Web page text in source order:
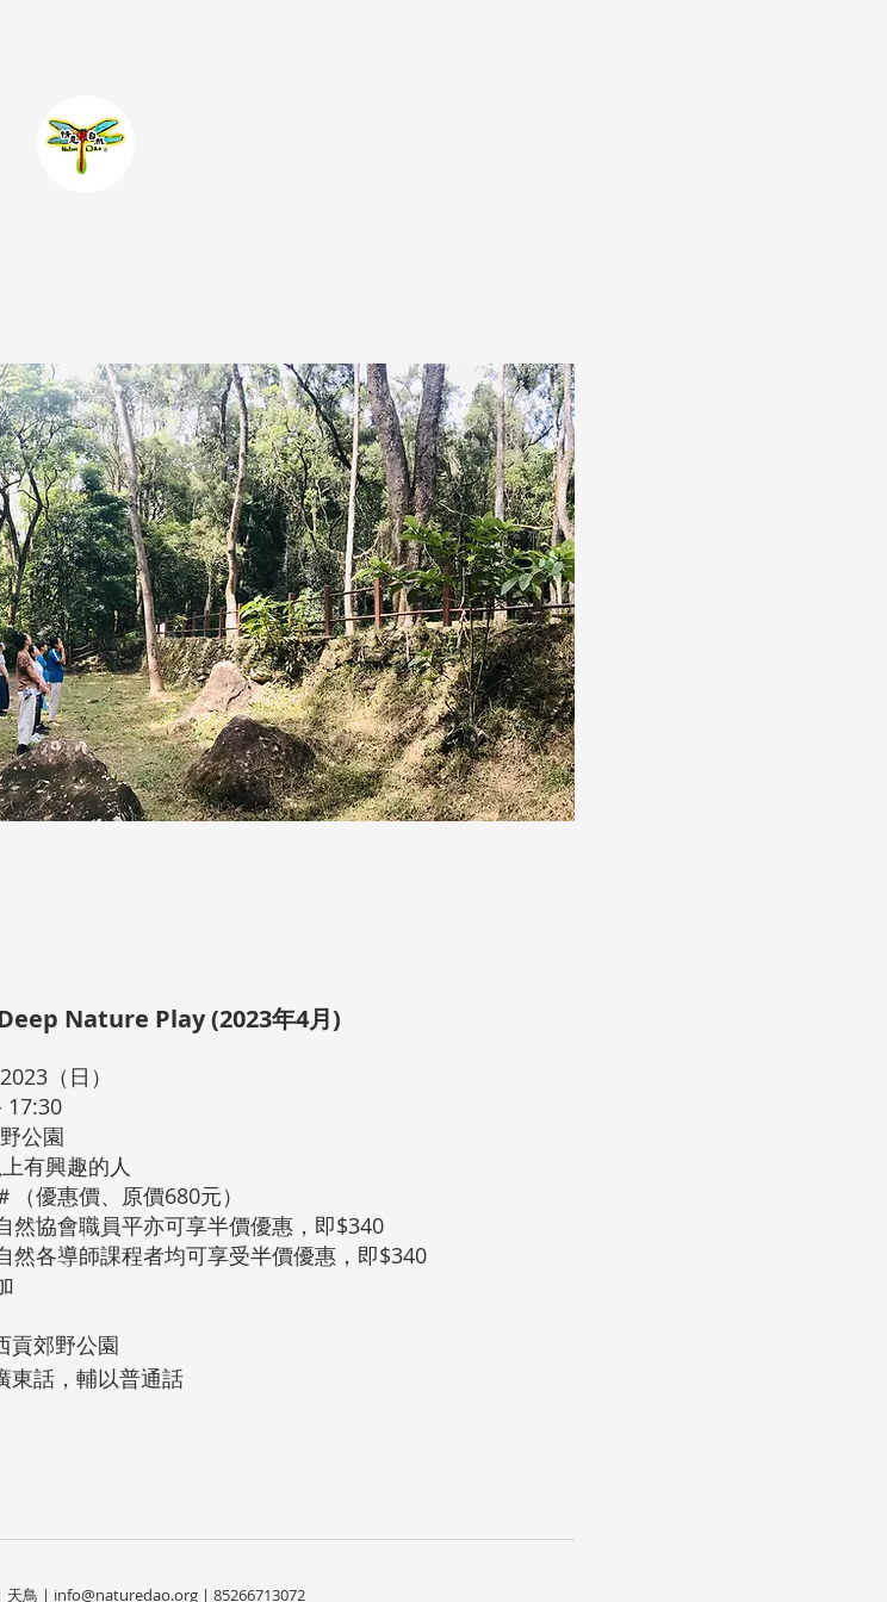
Nature Play (2023年4月)
（日）
17:30
公園
有興趣的人
（優惠價、原價680元）
然協會職員平亦可享半價優惠，即$340
然各導師課程者均可享受半價優惠，即$340
貢郊野公園
東話，輔以普通話
天鳥 | info@naturedao.org| 85266713072